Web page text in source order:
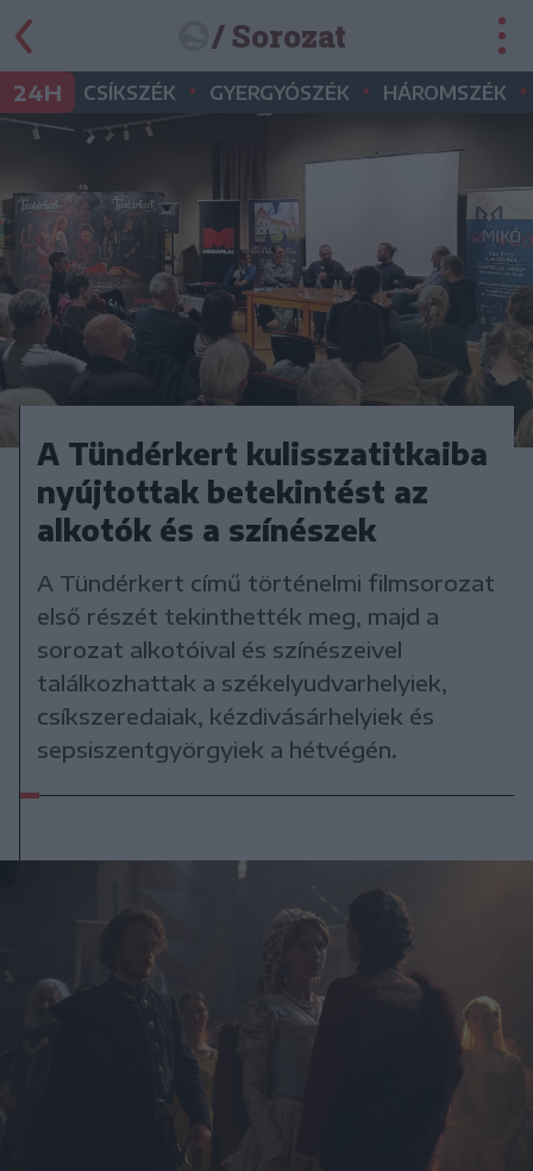
/ Sorozat
24H CSÍKSZÉK • GYERGYÓSZÉK • HÁROMSZÉK •
A Tündérkert kulisszatitkaiba
nyújtottak betekintést az
alkotók és a színészek
A Tündérkert című történelmi filmsorozat
első részét tekinthették meg, majd a
sorozat alkotóival és színészeivel
találkozhattak a székelyudvarhelyiek,
csíkszeredaiak, kézdivásárhelyiek és
sepsiszentgyörgyiek a hétvégén.